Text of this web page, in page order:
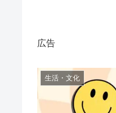
広告
生活・文化